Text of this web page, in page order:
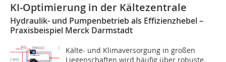
KI‑Optimierung in der Kältezentrale
Hydraulik- und Pumpenbetrieb als Effizienzhebel –
Praxisbeispiel Merck Darmstadt
Kälte- und Klimaversorgung in großen
Liegenschaften wird häufig über robuste,